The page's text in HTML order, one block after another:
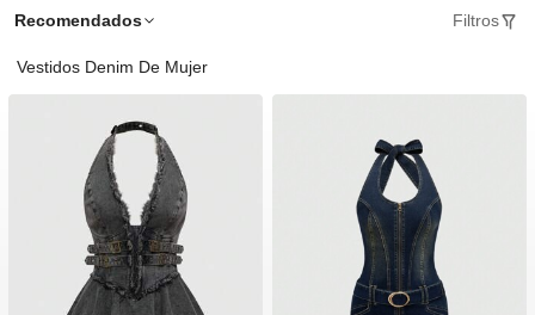
Recomendados Filtros
Vestidos Denim De Mujer